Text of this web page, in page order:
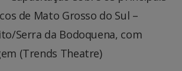
de Mato Grosso do Sul –
Serra da Bodoquena, com
(Trends Theatre)